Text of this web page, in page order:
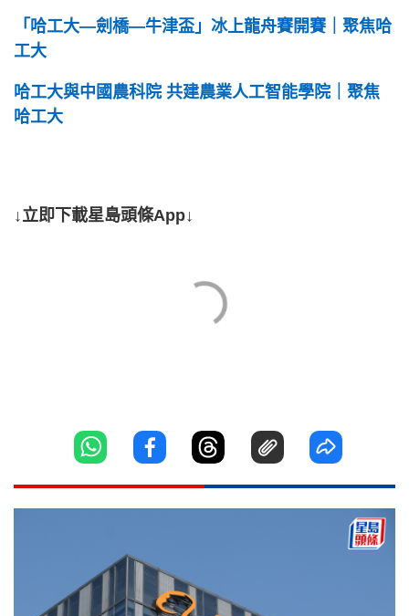
「哈工大—劍橋—牛津盃」冰上龍舟賽開賽｜聚焦哈
工大
哈工大與中國農科院 共建農業人工智能學院｜聚焦
哈工大
↓立即下載星島頭條App↓